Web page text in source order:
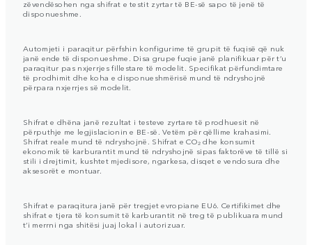
zëvendësohen nga shifrat e testit zyrtar të BE-së sapo të jenë të
disponueshme.
Automjeti i paraqitur përfshin konfigurime të grupit të fuqisë që nuk
janë ende të disponueshme. Disa grupe fuqie janë planifikuar për t’u
paraqitur pas nxjerrjes fillestare të modelit. Specifikat përfundimtare
të prodhimit dhe koha e disponueshmërisë mund të ndryshojnë
përpara nxjerrjes së modelit.
Shifrat e dhëna janë rezultat i testeve zyrtare të prodhuesit në
përputhje me legjislacionin e BE-së. Vetëm për qëllime krahasimi.
Shifrat reale mund të ndryshojnë. Shifrat e CO₂ dhe konsumit
ekonomik të karburantit mund të ndryshojnë sipas faktorëve të tillë si
stili i drejtimit, kushtet mjedisore, ngarkesa, disqet e vendosura dhe
aksesorët e montuar.
Shifrat e paraqitura janë për tregjet evropiane EU6. Certifikimet dhe
shifrat e tjera të konsumit të karburantit në treg të publikuara mund
t’i merrni nga shitësi juaj lokal i autorizuar.